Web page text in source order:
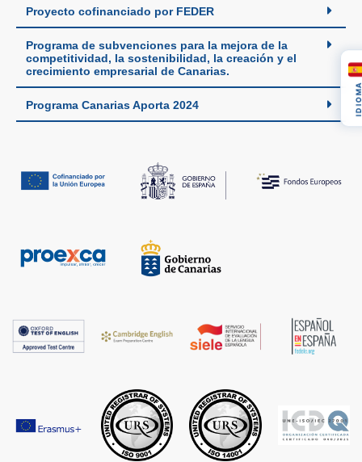
Proyecto cofinanciado por FEDER
Programa de subvenciones para la mejora de la
competitividad, la sostenibilidad, la creación y el
crecimiento empresarial de Canarias.
Programa Canarias Aporta 2024 IDIOMA